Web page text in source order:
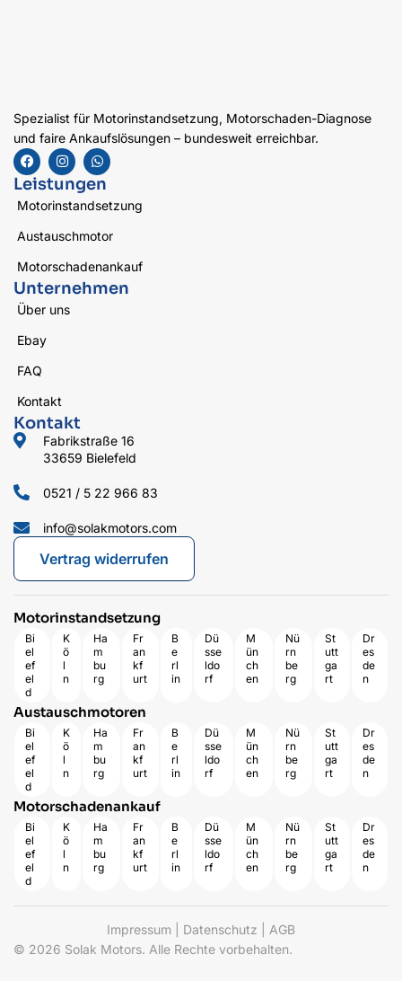
Spezialist für Motorinstandsetzung, Motorschaden-Diagnose
und faire Ankaufslösungen – bundesweit erreichbar.
Leistungen
Motorinstandsetzung
Austauschmotor
Motorschadenankauf
Unternehmen
Über uns
Ebay
FAQ
Kontakt
Kontakt
Fabrikstraße 16
33659 Bielefeld
0521 / 5 22 966 83
info@solakmotors.com
Vertrag widerrufen
Motorinstandsetzung
Bi
el
ef
el
d
K
ö
l
n
Ha
m
bu
rg
Fr
an
kf
urt
B
e
rl
in
Dü
sse
ldo
rf
M
ün
ch
en
Nü
rn
be
rg
St
utt
ga
rt
Dr
es
de
n
Austauschmotoren
Bi
el
ef
el
d
K
ö
l
n
Ha
m
bu
rg
Fr
an
kf
urt
B
e
rl
in
Dü
sse
ldo
rf
M
ün
ch
en
Nü
rn
be
rg
St
utt
ga
rt
Dr
es
de
n
Motorschadenankauf
Bi
el
ef
el
d
K
ö
l
n
Ha
m
bu
rg
Fr
an
kf
urt
B
e
rl
in
Dü
sse
ldo
rf
M
ün
ch
en
Nü
rn
be
rg
St
utt
ga
rt
Dr
es
de
n
© 2026 Solak Motors. Alle Rechte vorbehalten.
Impressum Datenschutz AGB